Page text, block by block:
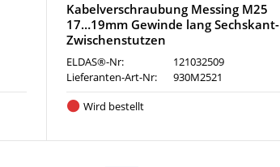
Kabelverschraubung Messing M25
17…19mm Gewinde lang Sechskant-
Zwischenstutzen
ELDAS®-Nr:
121032509
Lieferanten-Art-Nr:
930M2521
Wird bestellt